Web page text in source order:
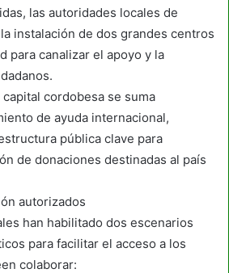
las autoridades locales de
instalación de dos grandes centros
para canalizar el apoyo y la
cordobesa se suma
de ayuda internacional,
pública clave para
de donaciones destinadas al país
autorizados
han habilitado dos escenarios
para facilitar el acceso a los
colaborar: